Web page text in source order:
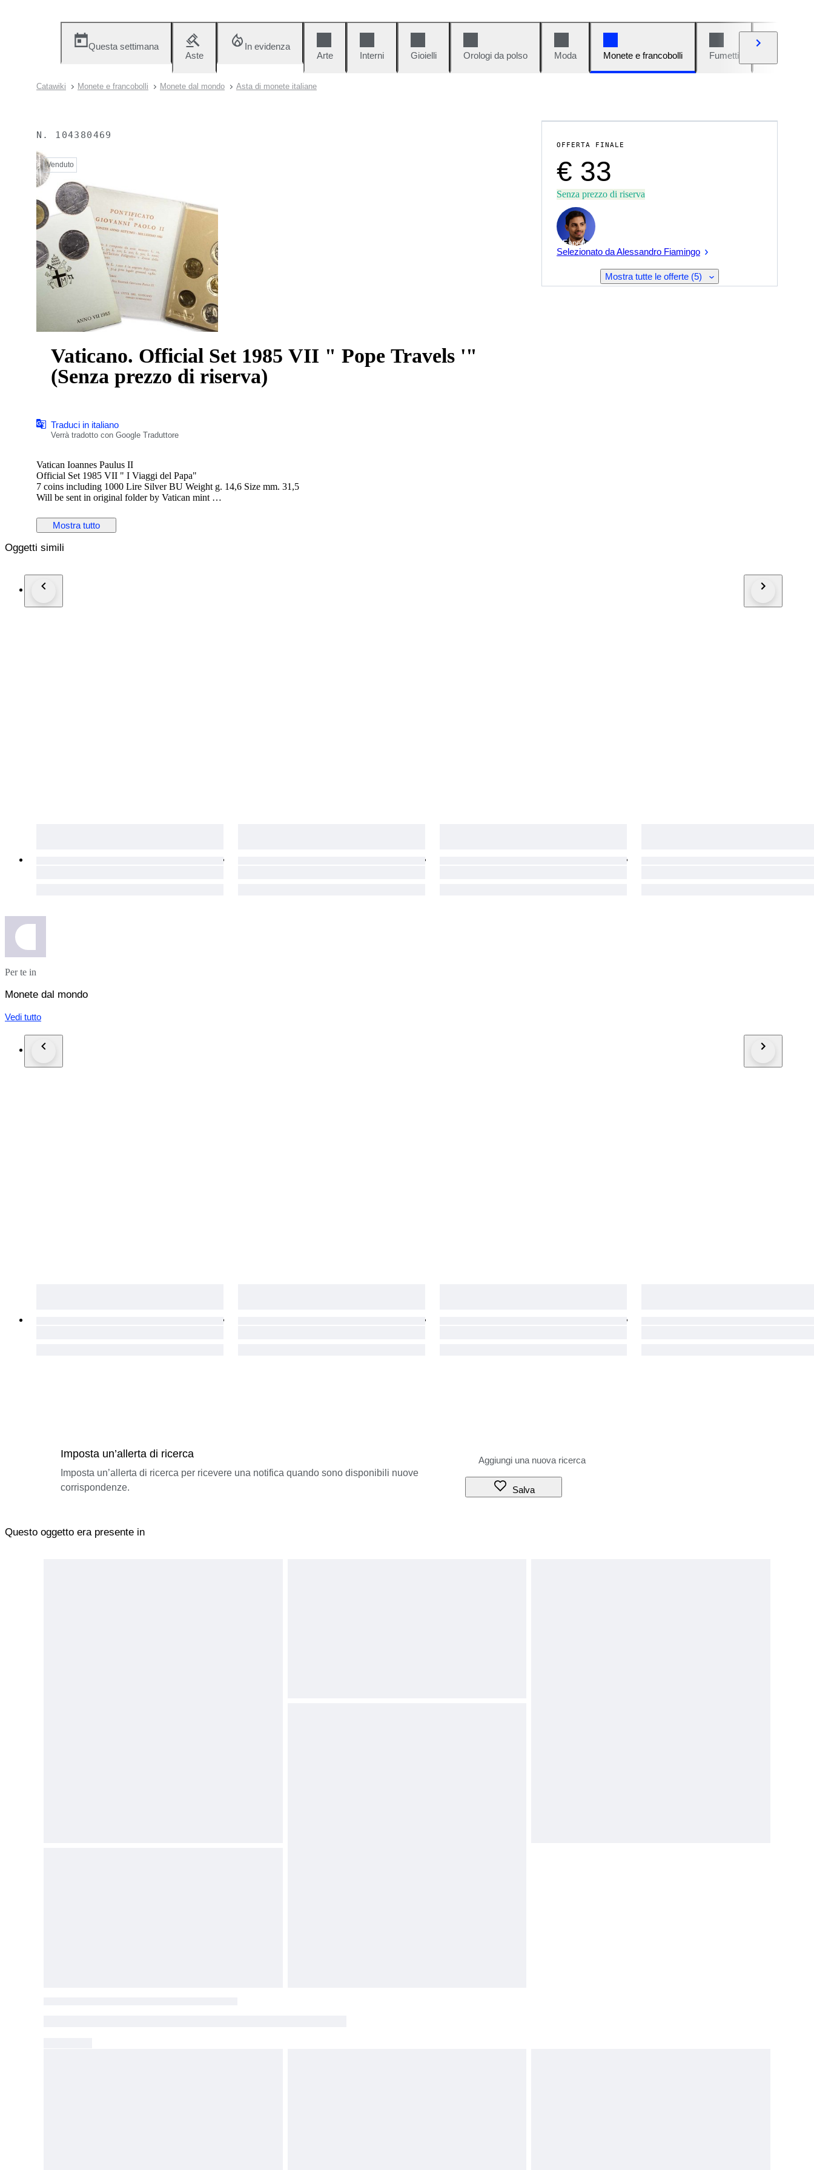
Questa settimana
Aste
In evidenza
Arte
Interni Gioielli Orologi da polso Moda Monete e francobolli Fumetti
Catawiki Monete e francobolli Monete dal mondo Asta di monete italiane
N. 104380469
Venduto
Vaticano. Official Set 1985 VII " Pope Travels '"
(Senza prezzo di riserva)
Traduci in italiano
Verrà tradotto con Google Traduttore
Vatican Ioannes Paulus II
Official Set 1985 VII " I Viaggi del Papa"
7 coins including 1000 Lire Silver BU Weight g. 14,6 Size mm. 31,5
Will be sent in original folder by Vatican mint
Mostra tutto
OFFERTA FINALE
€ 33
Senza prezzo di riserva
Esperto
Selezionato da Alessandro Fiamingo
Mostra tutte le offerte (5)
Oggetti simili
Per te in
Monete dal mondo
Vedi tutto
Imposta un’allerta di ricerca
Imposta un’allerta di ricerca per ricevere una notifica quando sono disponibili nuove
corrispondenze.
Salva
Questo oggetto era presente in